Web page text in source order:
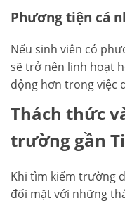
Phương tiện cá
Nếu sinh viên có
sẽ trở nên linh hoạt
động hơn trong việc
Thách thức
trường gần
Khi tìm kiếm trường
đối mặt với những